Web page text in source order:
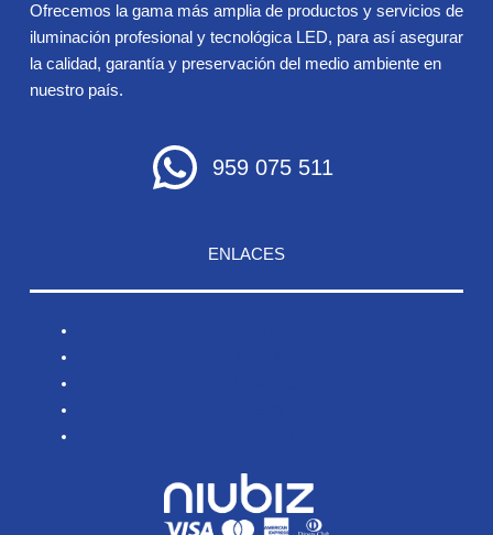
Ofrecemos la gama más amplia de productos y servicios de
iluminación profesional y tecnológica LED, para así asegurar
la calidad, garantía y preservación del medio ambiente en
nuestro país.
959 075 511
ENLACES